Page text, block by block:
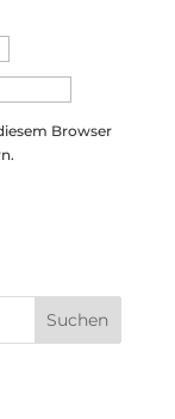
Browser